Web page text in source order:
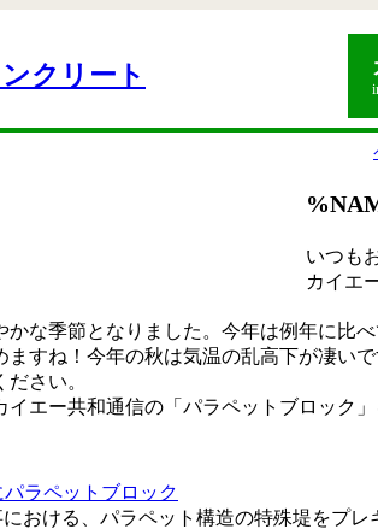
いつも
カイエ
かな季節となりました。今年は例年に比
ますね！今年の秋は気温の乱高下が凄い
さい。
イエー共和通信の「パラペットブロック
おける、パラペット構造の特殊堤をプレ